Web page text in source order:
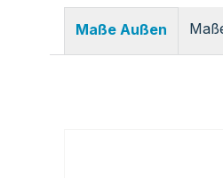
Maße Außen